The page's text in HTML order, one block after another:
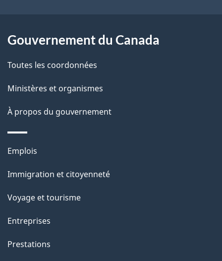
l
a
p
a
g
e
Gouvernement du Canada
Toutes les coordonnées
Ministères et organismes
À propos du gouvernement
Thèmes
sujets
Emplois
Immigration et citoyenneté
Voyage et tourisme
Entreprises
Prestations